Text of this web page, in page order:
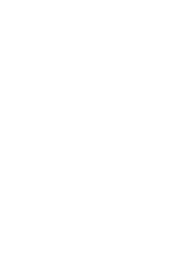
‌nomeada‌ ‌pela‌ ‌Unesco
do Brasil.
‌e‌ ‌a‌ ‌quinta‌ ‌maior‌
‌comércio,‌ ‌da‌ ‌educação‌ ‌e‌
abrigar complexos‌
‌oferece‌ ‌muitas‌
‌eleita‌ diversas vezes ‌pela‌
‌cidades‌ ‌brasileiras‌